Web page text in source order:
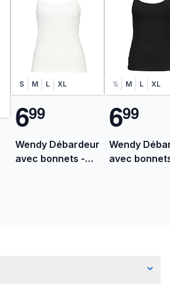
S M L XL
699
Wendy Débardeur
avec bonnets -
S M L XL
699
Wendy
avec